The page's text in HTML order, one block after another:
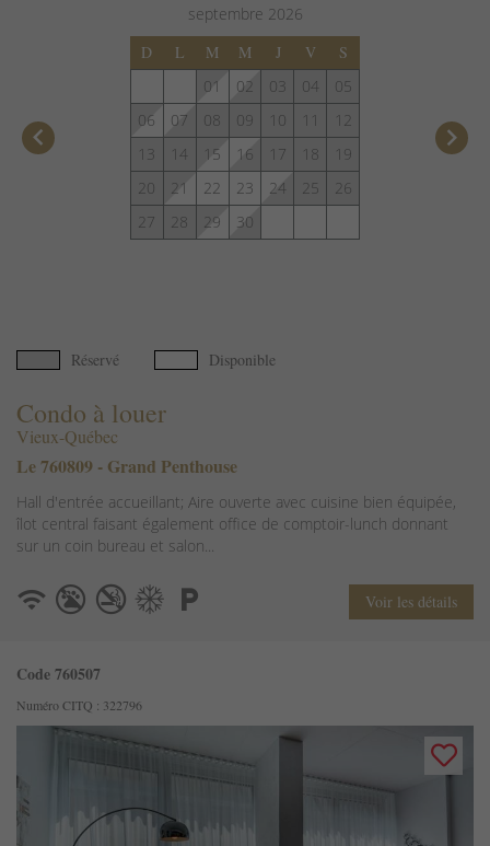
keyboard_arrow_left
septembre 2026
D
L M M J V
S
01
02 03 04
05
06
07 08 09 10 11
12
13
14 15 16 17 18
19
20
21 22 23 24 25
26
27
28 29 30
keyboard_arrow_right
Réservé Disponible
Condo à louer
Vieux-Québec
Le 760809 - Grand Penthouse
Hall d'entrée accueillant; Aire ouverte avec cuisine bien équipée,
îlot central faisant également office de comptoir-lunch donnant
sur un coin bureau et salon...
Voir les détails
Code 760507
Numéro CITQ : 322796